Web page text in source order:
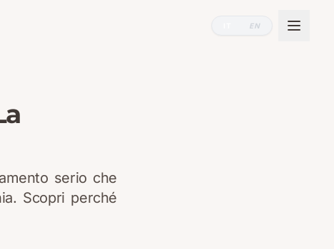
EN
serio che
Scopri perché